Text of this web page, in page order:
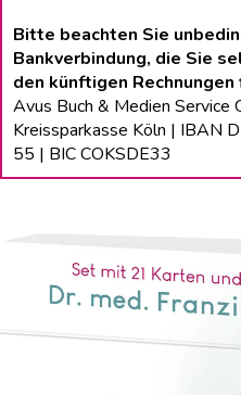
Bitte beachten Sie
Bankverbindung, die Sie
den künftigen Rechnungen
Avus Buch & Medien Service
Kreissparkasse Köln |
55 | BIC COKSDE33